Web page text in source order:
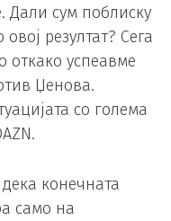
сум поблиску
резултат? Сега
откако успеавме
Џенова.
со голема
конечната
само на